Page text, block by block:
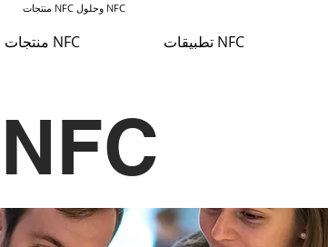
منتجات NFC وحلول NFC
منتجات NFC تطبيقات NFC
شارة حدث NFC